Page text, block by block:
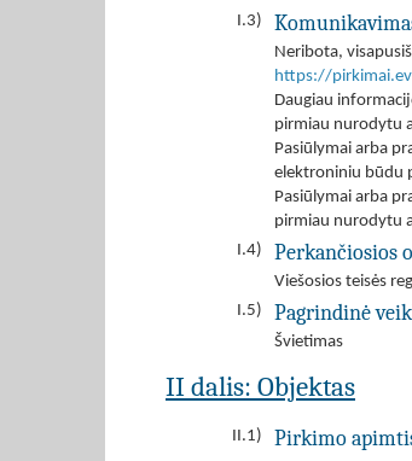
I.3)
Neribota,
https://
Daugiau
pirmiau nurodytu
Pasiūlymai arba
elektroniniu būdu
Pasiūlymai arba
pirmiau nurodytu
I.4)
Perkančiosios
Viešosios teisės
I.5)
Pagrindinė
Švietimas
II dalis: Objektas
II.1) Pirkimo